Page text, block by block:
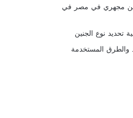
مجهري في مصر في
تحديد نوع الجنين
والطرق المستخدمة